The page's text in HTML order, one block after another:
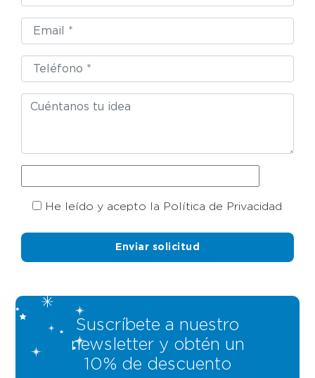
He leído y acepto la Política de Privacidad
Suscríbete a nuestro
newsletter y obtén un
10% de descuento